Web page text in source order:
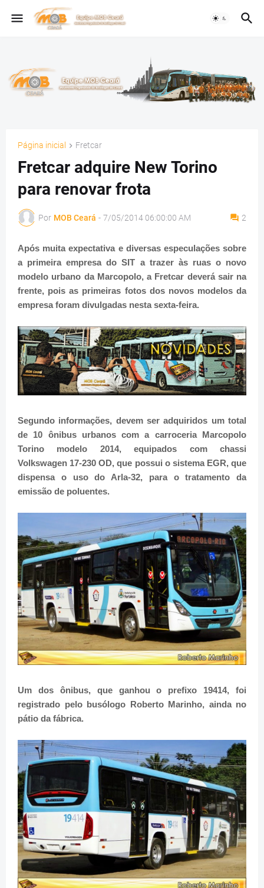
Página inicial Fretcar
Fretcar adquire New Torino
para renovar frota
Por MOB Ceará - 7/05/2014 06:00:00 AM 2
Após muita expectativa e diversas especulações sobre
a primeira empresa do SIT a trazer às ruas o novo
modelo urbano da Marcopolo, a Fretcar deverá sair na
frente, pois as primeiras fotos dos novos modelos da
empresa foram divulgadas nesta sexta-feira.
Segundo informações, devem ser adquiridos um total
de 10 ônibus urbanos com a carroceria Marcopolo
Torino modelo 2014, equipados com chassi
Volkswagen 17-230 OD, que possui o sistema EGR, que
dispensa o uso do Arla-32, para o tratamento da
emissão de poluentes.
Um dos ônibus, que ganhou o prefixo 19414, foi
registrado pelo busólogo Roberto Marinho, ainda no
pátio da fábrica.